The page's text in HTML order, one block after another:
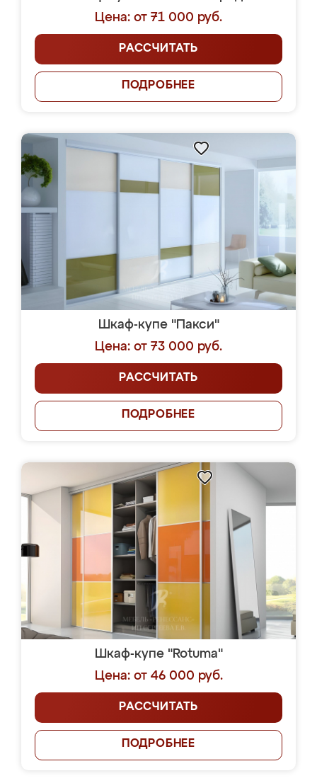
Цена: от 71 000 руб.
РАССЧИТАТЬ
ПОДРОБНЕЕ
Шкаф-купе "Пакси"
Цена: от 73 000 руб.
РАССЧИТАТЬ
ПОДРОБНЕЕ
Шкаф-купе "Rotuma"
Цена: от 46 000 руб.
РАССЧИТАТЬ
ПОДРОБНЕЕ